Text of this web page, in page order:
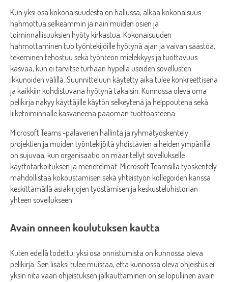
Kun yksi osa kokonaisuudesta on hallussa, alkaa kokonaisuus
hahmottua selkeämmin ja näin muiden osien ja
toiminnallisuuksien hyöty kirkastua. Kokonaisuuden
hahmottaminen tuo työntekijöille hyötynä ajan ja vaivan säästöä,
tekeminen tehostuu sekä työnteon mielekkyys ja tuottavuus
kasvaa, kun ei tarvitse turhaan hypellä useiden sovellusten
ikkunoiden välillä. Suunnitteluun käytetty aika tulee konkreettisena
ja kaikkiin kohdistuvana hyötynä takaisin. Kunnossa oleva oma
pelikirja näkyy käyttäjille käytön selkeytenä ja helppoutena sekä
liiketoiminnalle kasvaneena pääoman tuottoasteena.
Microsoft Teams -palaverien hallinta ja ryhmätyöskentely
projektien ja muiden työntekijöitä yhdistävien aiheiden ympärillä
on sujuvaa, kun organisaatio on määritellyt sovellukselle
käyttötarkoituksen ja menetelmät. Microsoft Teamsillä työskentely
mahdollistaa kokoustamisen sekä yhteistyön kollegoiden kanssa
keskittämällä asiakirjojen työstämisen ja keskusteluhistorian
yhteen sovellukseen.
Avain onneen koulutuksen kautta
Kuten edellä todettu, yksi osa onnistumista on kunnossa oleva
pelikirja. Sen lisäksi tulee muistaa, että kunnossa oleva ohjeistus ei
yksin riitä vaan ohjeistuksen jalkauttaminen on se lopullinen avain